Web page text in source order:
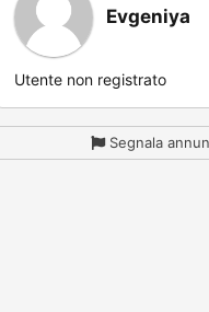
Evgeniya
Utente non registrato
Segnala